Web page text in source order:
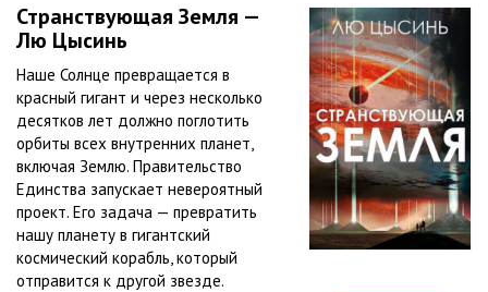
Странствующая Земля —
Лю Цысинь
Наше Солнце превращается в
красный гигант и через несколько
десятков лет должно поглотить
орбиты всех внутренних планет,
включая Землю. Правительство
Единства запускает невероятный
проект. Его задача — превратить
нашу планету в гигантский
космический корабль, который
отправится к другой звезде.